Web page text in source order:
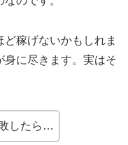
稼げないかもしれま
に尽きます。実はそ
したら…